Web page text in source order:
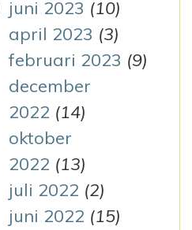
juni 2023 (10)
april 2023 (3)
februari 2023 (9)
december
2022 (14)
oktober
2022 (13)
juli 2022 (2)
juni 2022 (15)